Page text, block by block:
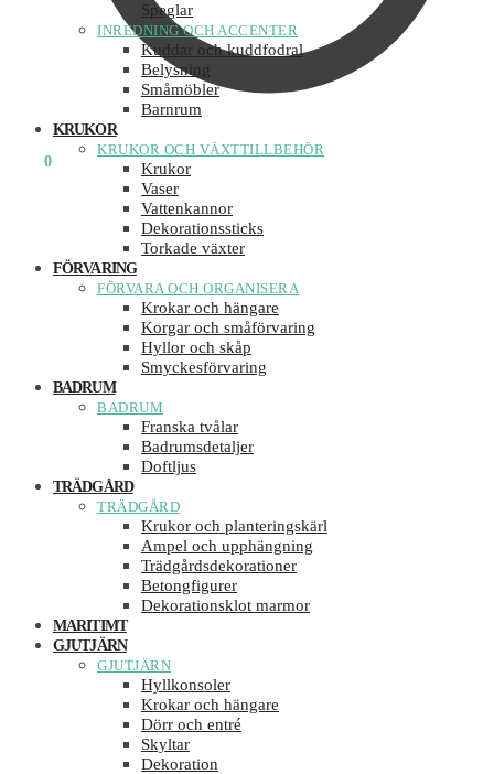
0
Speglar
INREDNING OCH ACCENTER
Kuddar och kuddfodral
Belysning
Småmöbler
Barnrum
KRUKOR
KRUKOR OCH VÄXTTILLBEHÖR
Krukor
Vaser
Vattenkannor
Dekorationssticks
Torkade växter
FÖRVARING
FÖRVARA OCH ORGANISERA
Krokar och hängare
Korgar och småförvaring
Hyllor och skåp
Smyckesförvaring
BADRUM
BADRUM
Franska tvålar
Badrumsdetaljer
Doftljus
TRÄDGÅRD
TRÄDGÅRD
Krukor och planteringskärl
Ampel och upphängning
Trädgårdsdekorationer
Betongfigurer
Dekorationsklot marmor
MARITIMT
GJUTJÄRN
GJUTJÄRN
Hyllkonsoler
Krokar och hängare
Dörr och entré
Skyltar
Dekoration